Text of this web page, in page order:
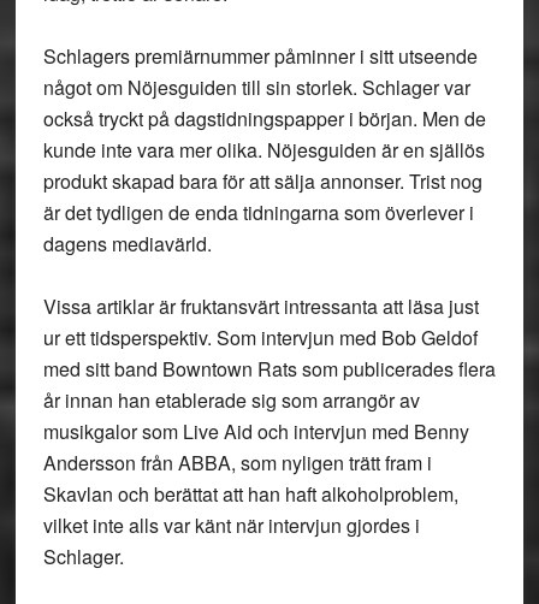
Schlagers premiärnummer påminner i sitt utseende
något om Nöjesguiden till sin storlek. Schlager var
också tryckt på dagstidningspapper i början. Men de
kunde inte vara mer olika. Nöjesguiden är en själlös
produkt skapad bara för att sälja annonser. Trist nog
är det tydligen de enda tidningarna som överlever i
dagens mediavärld.
Vissa artiklar är fruktansvärt intressanta att läsa just
ur ett tidsperspektiv. Som intervjun med Bob Geldof
med sitt band Bowntown Rats som publicerades flera
år innan han etablerade sig som arrangör av
musikgalor som Live Aid och intervjun med Benny
Andersson från ABBA, som nyligen trätt fram i
Skavlan och berättat att han haft alkoholproblem,
vilket inte alls var känt när intervjun gjordes i
Schlager.